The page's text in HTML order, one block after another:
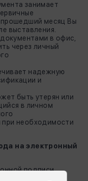
занимает
прошедший месяц Вы
выставления.
в офис,
через личный
надежную
и
быть утерян или
в личном
необходимости
на электронный
подписи.